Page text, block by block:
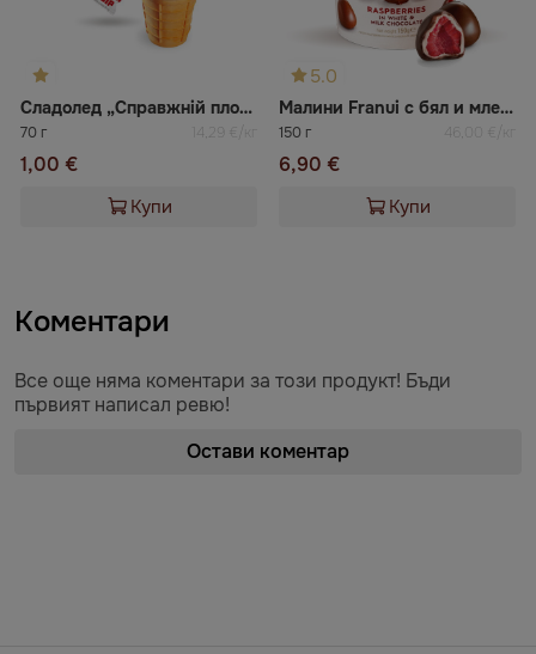
Сладолед „Справжній пломбір“ във вафлена чашка ЛАСКА
70 г 14,29 €/кг
1,00 €
Купи
5.0
Малини Franui с бял и млечен шоколад
150 г 46,00 €/кг
6,90 €
Купи
Коментари
Все още няма коментари за този продукт! Бъди
първият написал ревю!
Остави коментар